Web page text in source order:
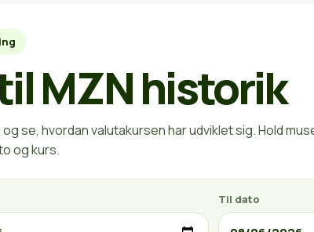
MZN historik
se, hvordan valutakursen har udviklet sig. Hold
og kurs.
Til dato